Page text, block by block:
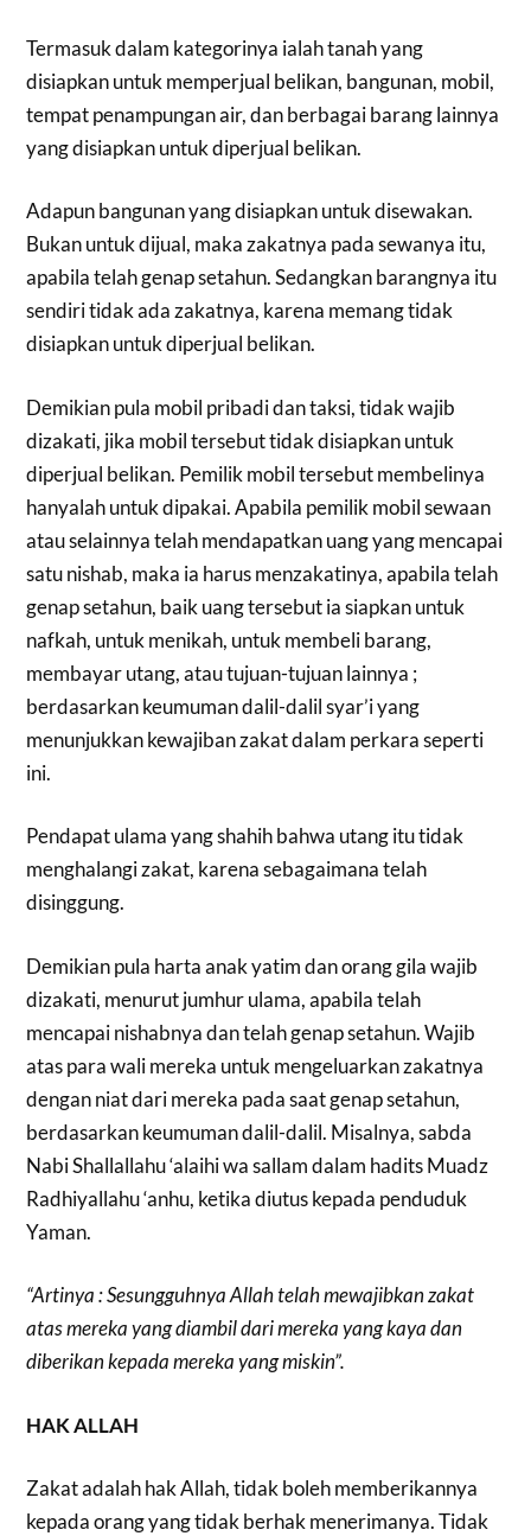
Termasuk dalam kategorinya ialah tanah yang
disiapkan untuk memperjual belikan, bangunan, mobil,
tempat penampungan air, dan berbagai barang lainnya
yang disiapkan untuk diperjual belikan.
Adapun bangunan yang disiapkan untuk disewakan.
Bukan untuk dijual, maka zakatnya pada sewanya itu,
apabila telah genap setahun. Sedangkan barangnya itu
sendiri tidak ada zakatnya, karena memang tidak
disiapkan untuk diperjual belikan.
Demikian pula mobil pribadi dan taksi, tidak wajib
dizakati, jika mobil tersebut tidak disiapkan untuk
diperjual belikan. Pemilik mobil tersebut membelinya
hanyalah untuk dipakai. Apabila pemilik mobil sewaan
atau selainnya telah mendapatkan uang yang mencapai
satu nishab, maka ia harus menzakatinya, apabila telah
genap setahun, baik uang tersebut ia siapkan untuk
nafkah, untuk menikah, untuk membeli barang,
membayar utang, atau tujuan-tujuan lainnya ;
berdasarkan keumuman dalil-dalil syar’i yang
menunjukkan kewajiban zakat dalam perkara seperti
ini.
Pendapat ulama yang shahih bahwa utang itu tidak
menghalangi zakat, karena sebagaimana telah
disinggung.
Demikian pula harta anak yatim dan orang gila wajib
dizakati, menurut jumhur ulama, apabila telah
mencapai nishabnya dan telah genap setahun. Wajib
atas para wali mereka untuk mengeluarkan zakatnya
dengan niat dari mereka pada saat genap setahun,
berdasarkan keumuman dalil-dalil. Misalnya, sabda
Nabi Shallallahu ‘alaihi wa sallam dalam hadits Muadz
Radhiyallahu ‘anhu, ketika diutus kepada penduduk
Yaman.
“Artinya : Sesungguhnya Allah telah mewajibkan zakat
atas mereka yang diambil dari mereka yang kaya dan
diberikan kepada mereka yang miskin”.
HAK ALLAH
Zakat adalah hak Allah, tidak boleh memberikannya
kepada orang yang tidak berhak menerimanya. Tidak